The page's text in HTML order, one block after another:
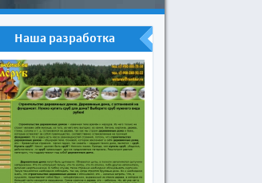
Наша разработка